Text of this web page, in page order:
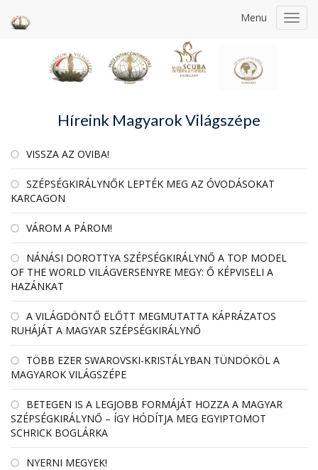
Menu
Híreink Magyarok Világszépe
VISSZA AZ OVIBA!
SZÉPSÉGKIRÁLYNŐK LEPTÉK MEG AZ ÓVODÁSOKAT
KARCAGON
VÁROM A PÁROM!
NÁNÁSI DOROTTYA SZÉPSÉGKIRÁLYNŐ A TOP MODEL
OF THE WORLD VILÁGVERSENYRE MEGY: Ő KÉPVISELI A
HAZÁNKAT
A VILÁGDÖNTŐ ELŐTT MEGMUTATTA KÁPRÁZATOS
RUHÁJÁT A MAGYAR SZÉPSÉGKIRÁLYNŐ
TÖBB EZER SWAROVSKI-KRISTÁLYBAN TÜNDÖKÖL A
MAGYAROK VILÁGSZÉPE
BETEGEN IS A LEGJOBB FORMÁJÁT HOZZA A MAGYAR
SZÉPSÉGKIRÁLYNŐ – ÍGY HÓDÍTJA MEG EGYIPTOMOT
SCHRICK BOGLÁRKA
NYERNI MEGYEK!